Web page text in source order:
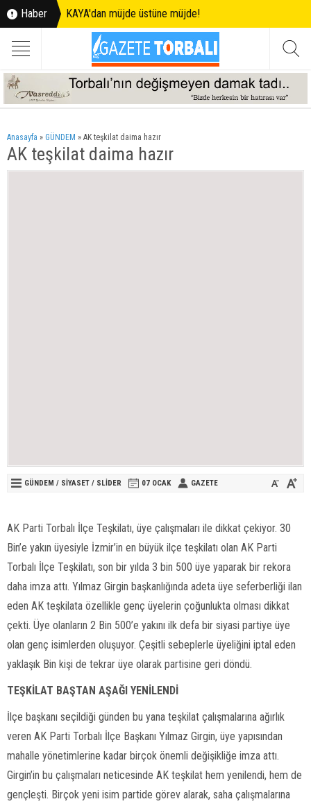
Haber KAYA'dan müjde üstüne müjde!
Anasayfa » GÜNDEM » AK teşkilat daima hazır
AK teşkilat daima hazır
GÜNDEM / SİYASET / SLİDER 07 OCAK GAZETE
AK Parti Torbalı İlçe Teşkilatı, üye çalışmaları ile dikkat çekiyor. 30
Bin’e yakın üyesiyle İzmir’in en büyük ilçe teşkilatı olan AK Parti
Torbalı İlçe Teşkilatı, son bir yılda 3 bin 500 üye yaparak bir rekora
daha imza attı. Yılmaz Girgin başkanlığında adeta üye seferberliği ilan
eden AK teşkilata özellikle genç üyelerin çoğunlukta olması dikkat
çekti. Üye olanların 2 Bin 500’e yakını ilk defa bir siyasi partiye üye
olan genç isimlerden oluşuyor. Çeşitli sebeplerle üyeliğini iptal eden
yaklaşık Bin kişi de tekrar üye olarak partisine geri döndü.
TEŞKİLAT BAŞTAN AŞAĞI YENİLENDİ
İlçe başkanı seçildiği günden bu yana teşkilat çalışmalarına ağırlık
veren AK Parti Torbalı İlçe Başkanı Yılmaz Girgin, üye yapısından
mahalle yönetimlerine kadar birçok önemli değişikliğe imza attı.
Girgin’in bu çalışmaları neticesinde AK teşkilat hem yenilendi, hem de
gençleşti. Birçok yeni isim partide görev alarak, saha çalışmalarına